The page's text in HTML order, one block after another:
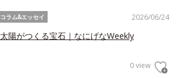
2026/06/24
コラム&エッセイ
太陽がつくる宝石｜なにげなWeekly
0 view